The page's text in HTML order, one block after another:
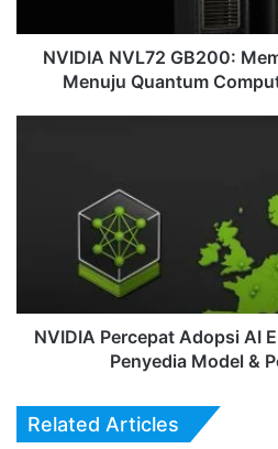
yang
Berguna
NVIDIA NVL72 GB200:
Menuju Quantum
Kemitraan
Model
NVIDIA Percepat Adopsi AI
Penyedia Model &
Related Articles